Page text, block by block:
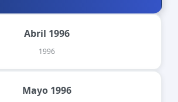
Abril 1996
1996
Mayo 1996